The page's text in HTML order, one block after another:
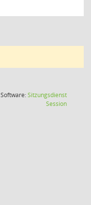
Software:Sitzungsdienst
Session(Wird in